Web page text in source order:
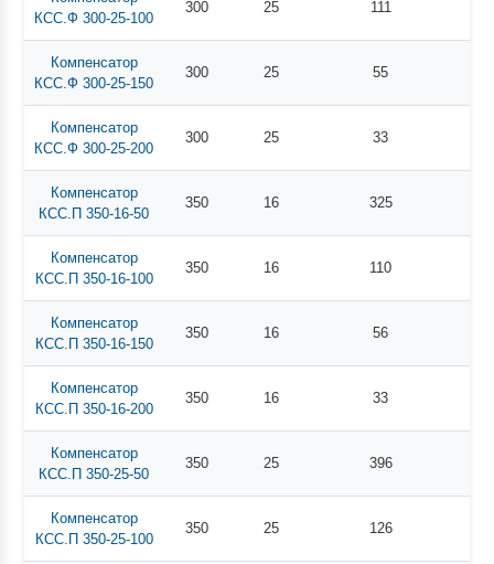
КСС.Ф 300-25-100
300 25 111
Компенсатор
КСС.Ф 300-25-150
300 25 55
Компенсатор
КСС.Ф 300-25-200
300 25 33
Компенсатор
КСС.П 350-16-50
350 16 325
Компенсатор
КСС.П 350-16-100
350 16 110
Компенсатор
КСС.П 350-16-150
350 16 56
Компенсатор
КСС.П 350-16-200
350 16 33
Компенсатор
КСС.П 350-25-50
350 25 396
Компенсатор
КСС.П 350-25-100
350 25 126